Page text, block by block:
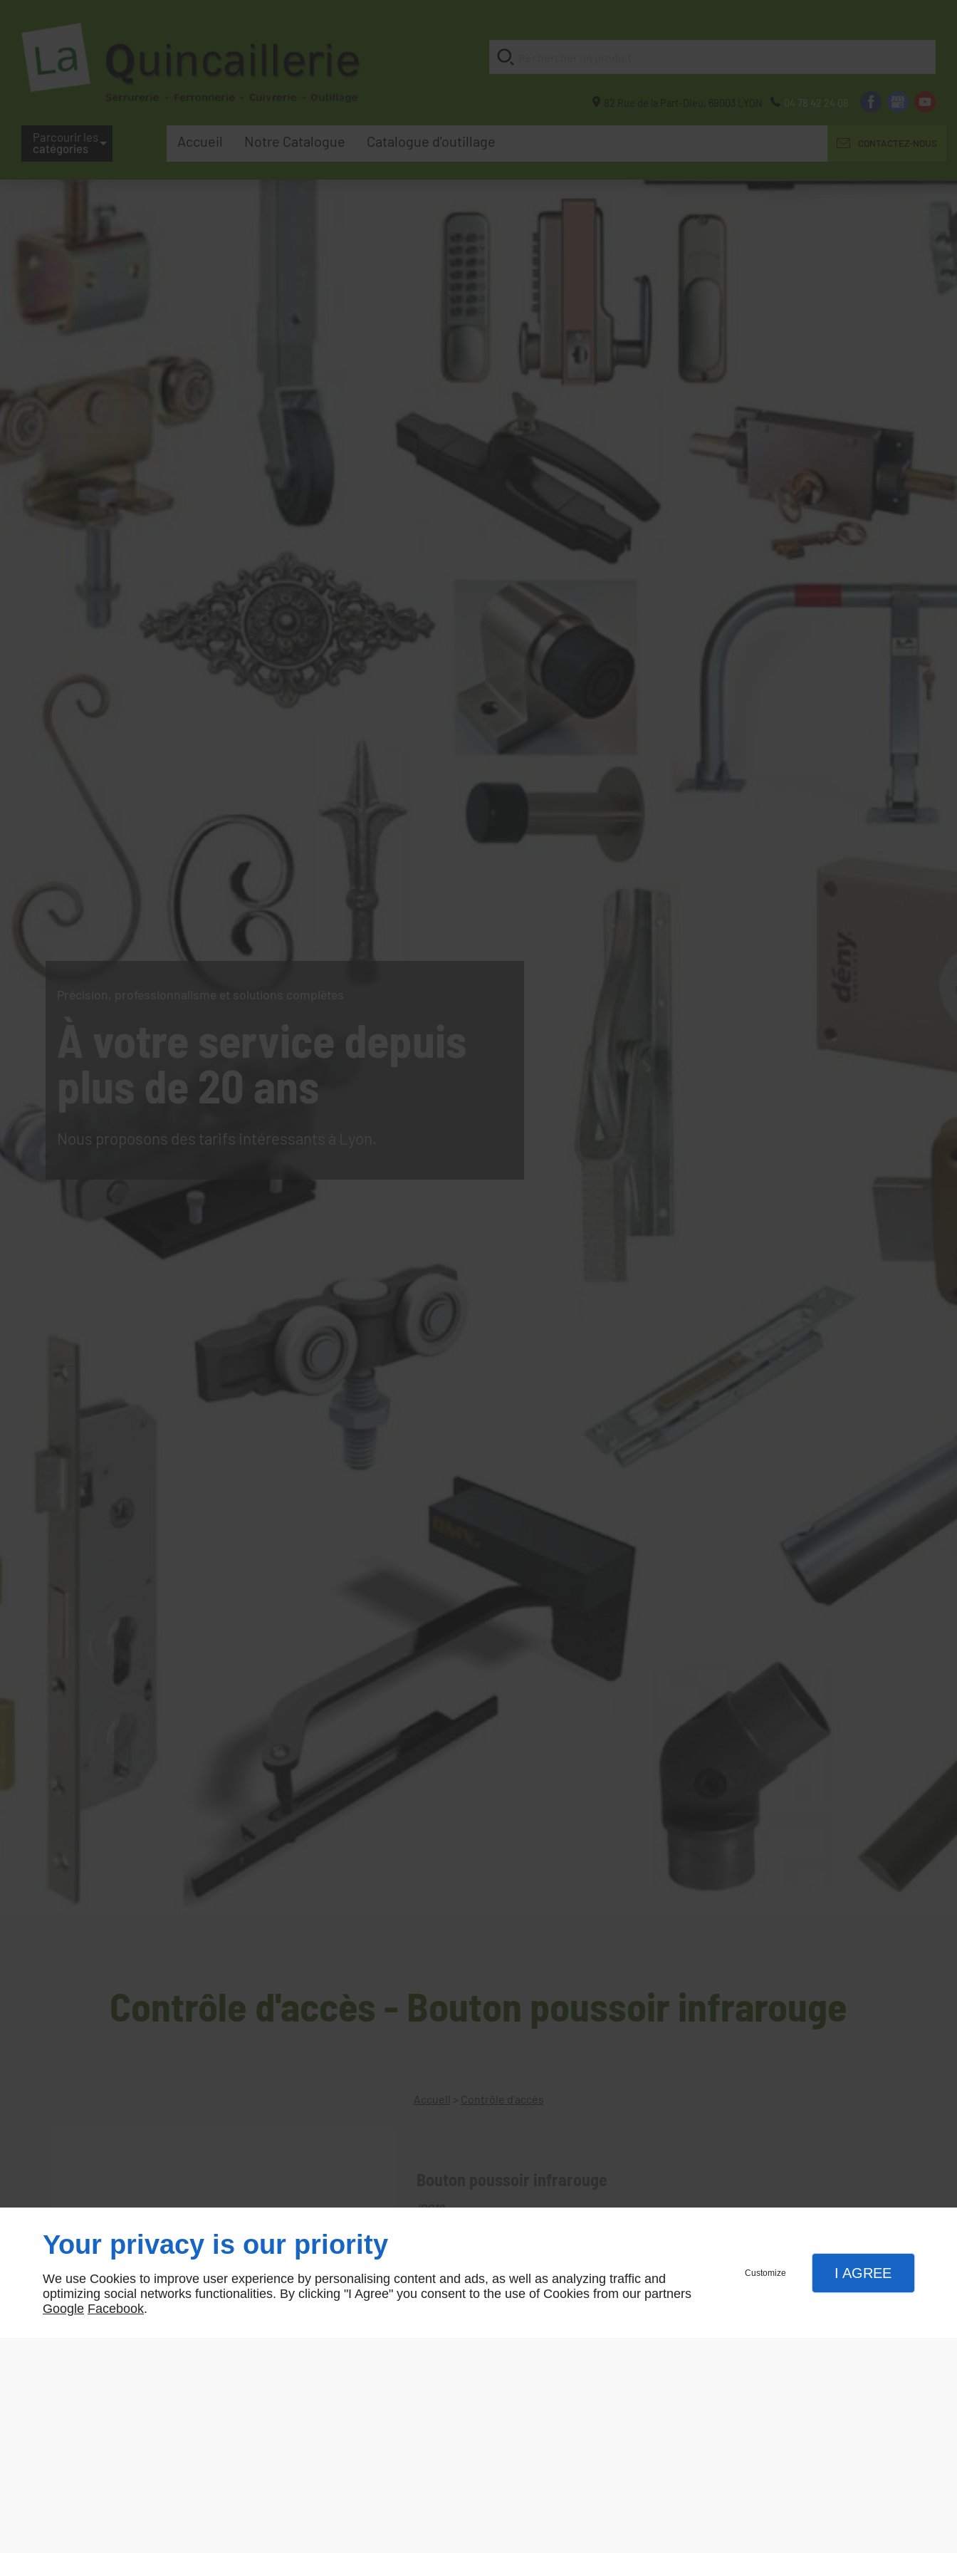
82 Rue de la Part-Dieu, 69003 LYON 04 78 42 24 08
Parcourir les
catégories
Accueil Notre Catalogue Catalogue d'outillage CONTACTEZ-NOUS
Précision, professionnalisme et solutions complètes
À votre service depuis
plus de 20 ans
Nous proposons des tarifs intéressants à Lyon.
Contrôle d'accès - Bouton poussoir infrarouge
Accueil > Contrôle d'accès
IRS19
Your privacy is our priority
We use Cookies to improve user experience by personalising content and ads, as well as analyzing traffic and
optimizing social networks functionalities. By clicking "I Agree" you consent to the use of Cookies from our partners
Google Facebook.
Customize I AGREE